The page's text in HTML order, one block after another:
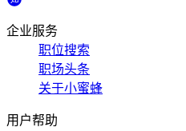
企业服务
职位搜索
职场头条
关于小蜜蜂
用户帮助